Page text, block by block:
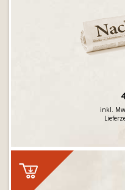
inkl.